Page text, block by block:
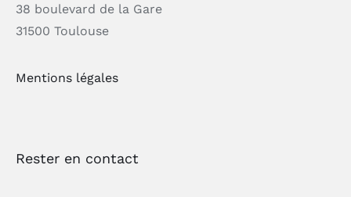
38 boulevard de la Gare
31500 Toulouse
Mentions légales
Rester en contact